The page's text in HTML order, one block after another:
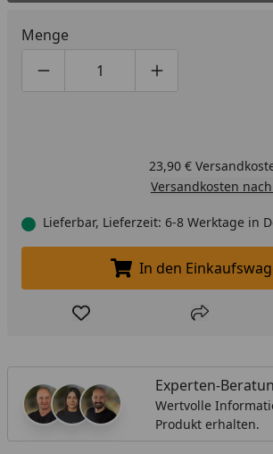
Menge
Produktmenge um eins verringern
Produktmenge manuell
Produktmenge
23,90 €
Versandkosten
Lieferbar, Lieferzeit: 6-8 Werktage in
In den
In den
Produkt zur Wunschliste
Teilen
Experten-
Wertvolle
Produkt erhalten.